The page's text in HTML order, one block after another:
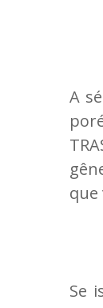
A
que
Se